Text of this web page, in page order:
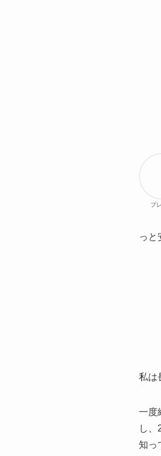
プ
っと
私は
一度
し
知っ